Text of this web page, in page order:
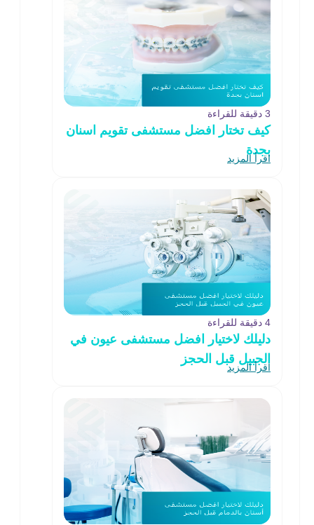
3 دقيقة للقراءة
كيف تختار افضل مستشفى تقويم اسنان
بجدة
اقرأ المزيد
4 دقيقة للقراءة
دليلك لاختيار افضل مستشفى عيون في
الجبيل قبل الحجز
اقرأ المزيد